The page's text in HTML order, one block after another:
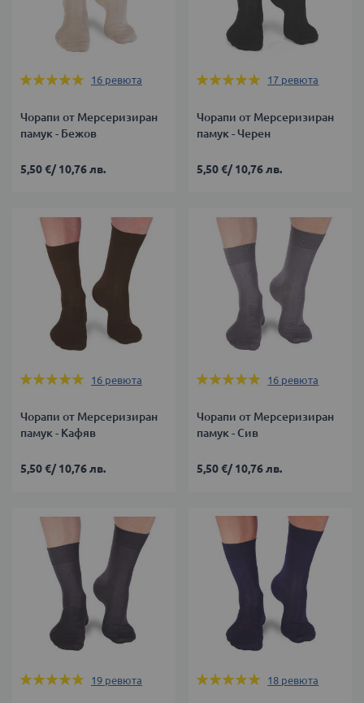
Оценка:
16 ревюта
Чорапи от Мерсеризиран
памук - Бежов
5,50 €/10,76 лв.
Оценка:
17 ревюта
Чорапи от Мерсеризиран
памук - Черен
5,50 €/10,76 лв.
Оценка:
16 ревюта
Чорапи от Мерсеризиран
памук - Кафяв
5,50 €/10,76 лв.
Оценка:
16 ревюта
Чорапи от Мерсеризиран
памук - Сив
5,50 €/10,76 лв.
Оценка:
19 ревюта
Оценка:
18 ревюта